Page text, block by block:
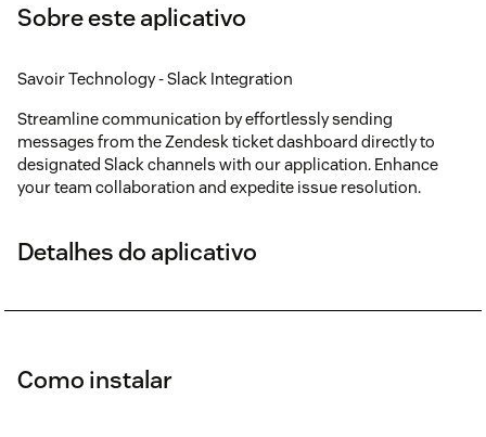
Sobre este aplicativo
Savoir Technology - Slack Integration
Streamline communication by effortlessly sending
messages from the Zendesk ticket dashboard directly to
designated Slack channels with our application. Enhance
your team collaboration and expedite issue resolution.
Detalhes do aplicativo
Como instalar